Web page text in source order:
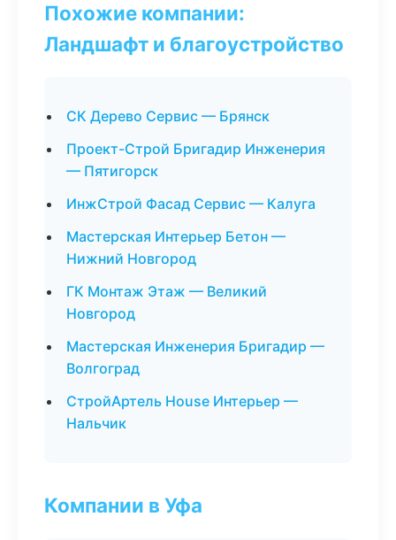
Похожие компании:
Ландшафт и благоустройство
СК Дерево Сервис — Брянск
Проект-Строй Бригадир Инженерия
— Пятигорск
ИнжСтрой Фасад Сервис — Калуга
Мастерская Интерьер Бетон —
Нижний Новгород
ГК Монтаж Этаж — Великий
Новгород
Мастерская Инженерия Бригадир —
Волгоград
СтройАртель House Интерьер —
Нальчик
Компании в Уфа